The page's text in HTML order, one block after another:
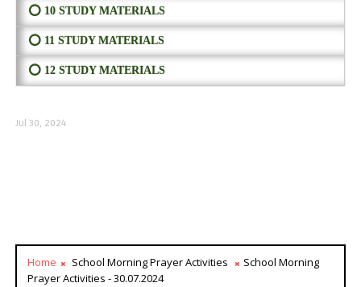
⭕ 10 STUDY MATERIALS
⭕ 11 STUDY MATERIALS
⭕ 12 STUDY MATERIALS
Jul 30, 2024
Home School Morning Prayer Activities
School Morning
Prayer Activities - 30.07.2024